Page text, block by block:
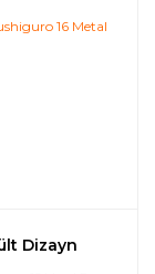
Dizayn